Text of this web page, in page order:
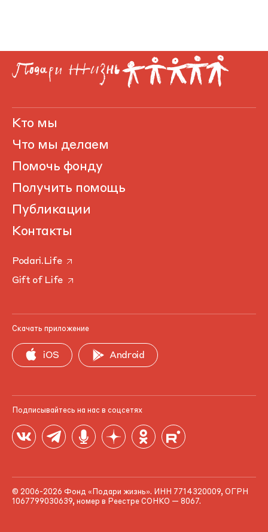
Кто мы
Что мы делаем
Помочь фонду
Получить помощь
Публикации
Контакты
Podari.Life
Gift of Life
Скачать приложение
iOS Android
Подписывайтесь на нас в соцсетях
© 2006-2026 Фонд «Подари жизнь». ИНН 7714320009, ОГРН
1067799030639, номер в Реестре СОНКО — 8067.